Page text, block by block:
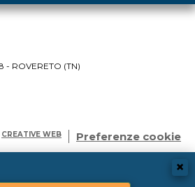
- ROVERETO (TN)
CREATIVE WEB Preferenze cookie